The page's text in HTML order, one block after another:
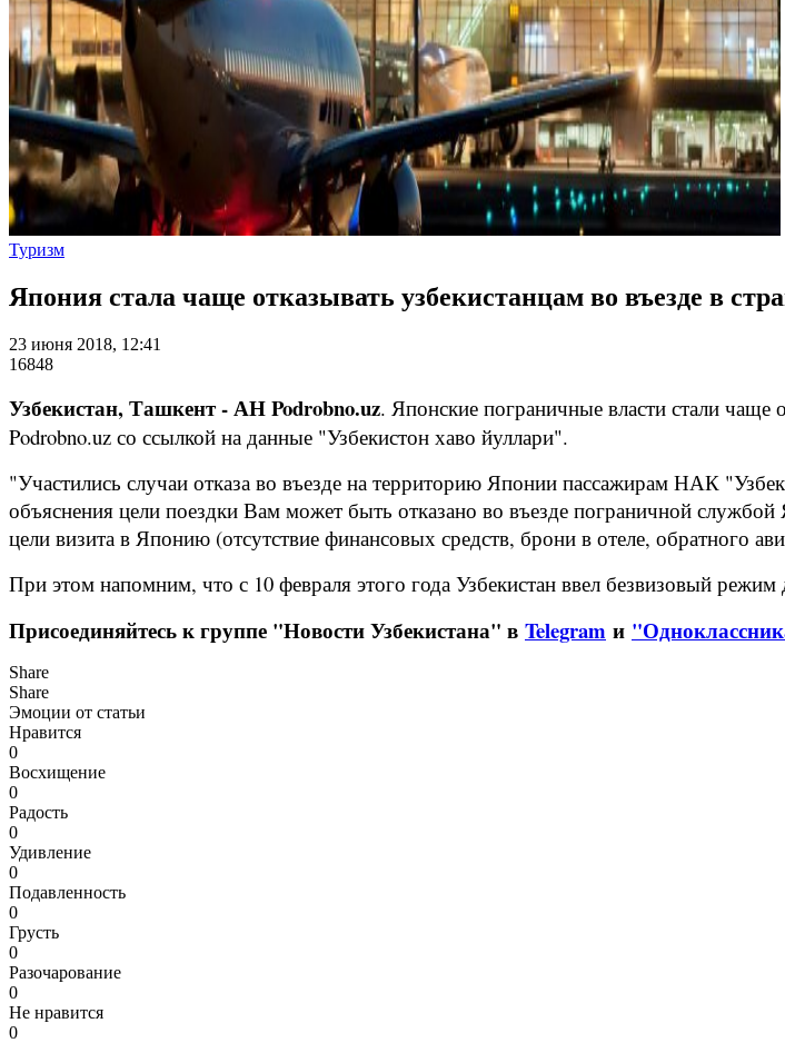
Туризм
Япония стала чаще отказывать узбекистанцам во въезде в
23 июня 2018, 12:41
16848
Узбекистан, Ташкент - АН Podrobno.uz. Японские пограничные власти стали чаще
Podrobno.uz со ссылкой на данные "Узбекистон хаво йуллари".
"Участились случаи отказа во въезде на территорию Японии пассажирам НАК
объяснения цели поездки Вам может быть отказано во въезде пограничной
цели визита в Японию (отсутствие финансовых средств, брони в отеле, обратного
При этом напомним, что с 10 февраля этого года Узбекистан ввел безвизовый
Присоединяйтесь к группе "Новости Узбекистана" в Telegram и
Share
Share
Эмоции от статьи
Нравится
0
Восхищение
0
Радость
0
Удивление
0
Подавленность
0
Грусть
0
Разочарование
0
Не нравится
0